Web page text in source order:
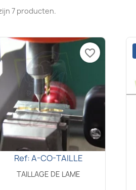
7 producten.
Snel bekijken
Ref: A-CO-TAILLE
TAILLAGE DE LAME
favorite_border